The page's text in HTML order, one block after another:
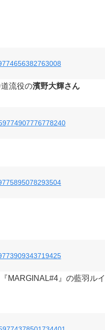
流役の 濱野大輝‏さん
MARGINAL#4』の藍羽ルイ